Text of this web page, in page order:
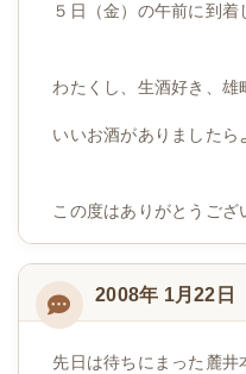
５日（金）の午前に到着
わたくし、生酒好き、雄
いいお酒がありましたら
この度はありがとうござ
2008年 1月22日
先日は待ちにまった麓井